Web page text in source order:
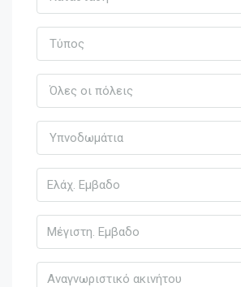
Τύπος
Όλες οι πόλεις
Υπνοδωμάτια